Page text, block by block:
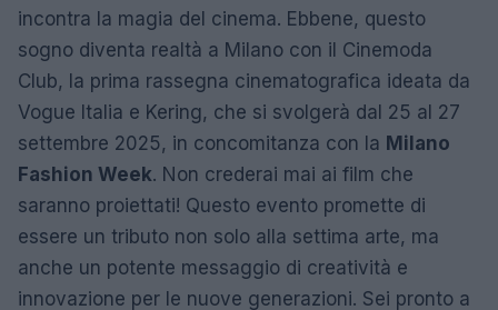
incontra la magia del cinema. Ebbene, questo
sogno diventa realtà a Milano con il Cinemoda
Club, la prima rassegna cinematografica ideata da
Vogue Italia e Kering, che si svolgerà dal 25 al 27
settembre 2025, in concomitanza con la Milano
Fashion Week. Non crederai mai ai film che
saranno proiettati! Questo evento promette di
essere un tributo non solo alla settima arte, ma
anche un potente messaggio di creatività e
innovazione per le nuove generazioni. Sei pronto a